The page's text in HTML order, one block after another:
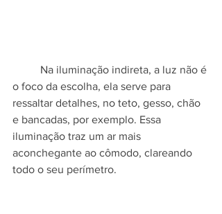
o foco da escolha, ela serve para
ressaltar detalhes, no teto, gesso, chão
e bancadas, por exemplo. Essa
iluminação traz um ar mais
aconchegante ao cômodo, clareando
todo o seu perímetro.